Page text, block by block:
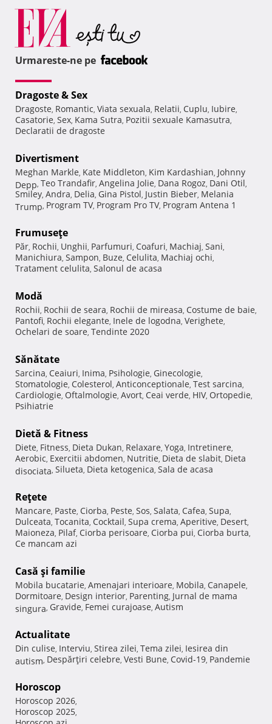
Urmareste-ne pe
Dragoste & Sex
Dragoste, Romantic, Viata sexuala, Relatii, Cuplu, Iubire,
Casatorie, Sex, Kama Sutra, Pozitii sexuale Kamasutra,
Declaratii de dragoste
Divertisment
Meghan Markle, Kate Middleton, Kim Kardashian, Johnny
Depp, Teo Trandafir, Angelina Jolie, Dana Rogoz, Dani Otil,
Smiley, Andra, Delia, Gina Pistol, Justin Bieber, Melania
Trump, Program TV, Program Pro TV, Program Antena 1
Frumuseţe
Păr, Rochii, Unghii, Parfumuri, Coafuri, Machiaj, Sani,
Manichiura, Sampon, Buze, Celulita, Machiaj ochi,
Tratament celulita, Salonul de acasa
Modă
Rochii, Rochii de seara, Rochii de mireasa, Costume de baie,
Pantofi, Rochii elegante, Inele de logodna, Verighete,
Ochelari de soare, Tendinte 2020
Sănătate
Sarcina, Ceaiuri, Inima, Psihologie, Ginecologie,
Stomatologie, Colesterol, Anticonceptionale, Test sarcina,
Cardiologie, Oftalmologie, Avort, Ceai verde, HIV, Ortopedie,
Psihiatrie
Dietă & Fitness
Diete, Fitness, Dieta Dukan, Relaxare, Yoga, Intretinere,
Aerobic, Exercitii abdomen, Nutritie, Dieta de slabit, Dieta
disociata, Silueta, Dieta ketogenica, Sala de acasa
Reţete
Mancare, Paste, Ciorba, Peste, Sos, Salata, Cafea, Supa,
Dulceata, Tocanita, Cocktail, Supa crema, Aperitive, Desert,
Maioneza, Pilaf, Ciorba perisoare, Ciorba pui, Ciorba burta,
Ce mancam azi
Casă şi familie
Mobila bucatarie, Amenajari interioare, Mobila, Canapele,
Dormitoare, Design interior, Parenting, Jurnal de mama
singura, Gravide, Femei curajoase, Autism
Actualitate
Din culise, Interviu, Stirea zilei, Tema zilei, Iesirea din
autism, Despărţiri celebre, Vesti Bune, Covid-19, Pandemie
Horoscop
Horoscop 2026,
Horoscop 2025,